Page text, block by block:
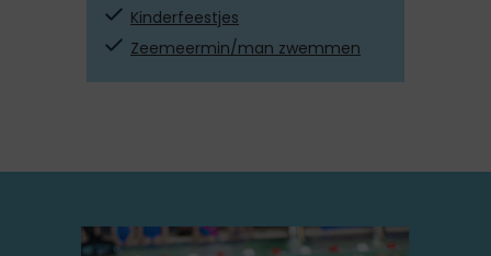
Kinderfeestjes
Zeemeermin/man zwemmen